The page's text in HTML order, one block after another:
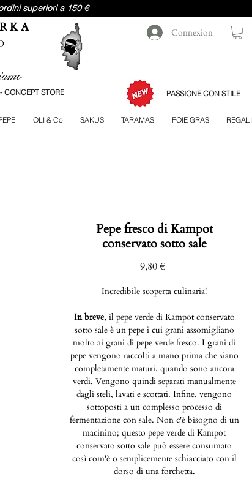
superiori a 150 €
K A
CONCEPT STORE
Connexion
PASSIONE CON STILE
OLI & Co SAKUS TARAMAS FOIE GRAS REGALI
Pepe fresco di Kampot
conservato sotto sale
9,80 €Prezzo
Incredibile scoperta culinaria!
In breve,il pepe verde di Kampot conservato
sotto sale è un pepe i cui grani assomigliano
molto ai grani di pepe verde fresco. I grani di
pepe vengono raccolti a mano prima che siano
completamente maturi, quando sono ancora
verdi. Vengono quindi separati manualmente
dagli steli, lavati e scottati. Infine, vengono
sottoposti a un complesso processo di
fermentazione con sale. Non c'è bisogno di un
macinino; questo pepe verde di Kampot
conservato sotto sale può essere consumato
così com'è o semplicemente schiacciato con il
dorso di una forchetta.